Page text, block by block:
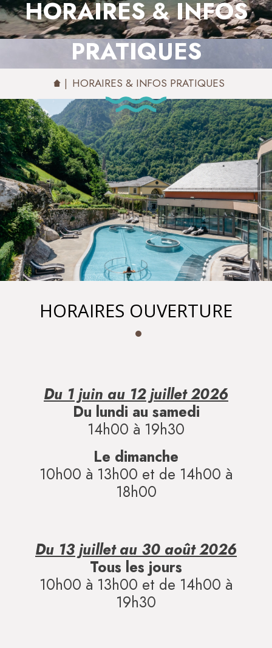
HORAIRES & INFOS
PRATIQUES
HORAIRES & INFOS PRATIQUES
HORAIRES OUVERTURE
Du 1 juin au 12 juillet 2026
Du lundi au samedi
14h00 à 19h30
Le dimanche
10h00 à 13h00 et de 14h00 à
18h00
Du 13 juillet au 30 août 2026
Tous les jours
10h00 à 13h00 et de 14h00 à
19h30